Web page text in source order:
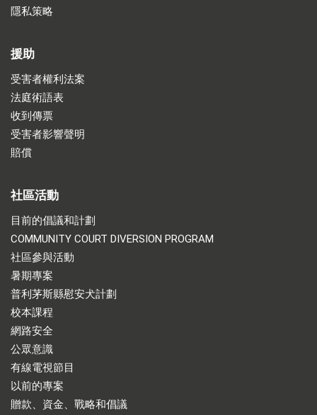
隱私策略
援助
受害者權利法案
法庭術語表
收到傳票
受害者影響聲明
賠償
社區活動
目前的倡議和計劃
COMMUNITY COURT DIVERSION PROGRAM
社區參與活動
暑期專案
普利茅斯縣慰安犬計劃
校本課程
網路安全
公眾意識
有線電視節目
以前的專案
贈款、資金、戰略和倡議